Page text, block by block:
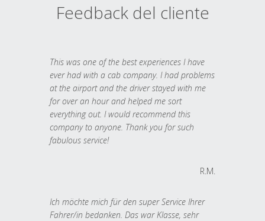
Feedback del cliente
This was one of the best experiences I have
ever had with a cab company. I had problems
at the airport and the driver stayed with me
for over an hour and helped me sort
everything out. I would recommend this
company to anyone. Thank you for such
fabulous service!
R.M.
Ich möchte mich für den super Service Ihrer
Fahrer/in bedanken. Das war Klasse, sehr